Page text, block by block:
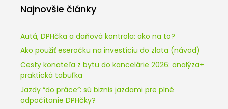
Najnovšie články
Autá, DPHčka a daňová kontrola: ako na to?
Ako použiť eseročku na investíciu do zlata (návod)
Cesty konateľa z bytu do kancelárie 2026: analýza+
praktická tabuľka
Jazdy “do práce”: sú biznis jazdami pre plné
odpočítanie DPHčky?